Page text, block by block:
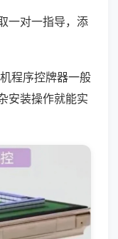
一对一指导，添
程序控牌器一般
安装操作就能实